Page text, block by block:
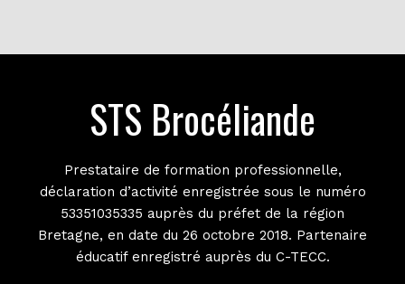
STS Brocéliande
Prestataire de formation professionnelle,
déclaration d’activité enregistrée sous le numéro
53351035335 auprès du préfet de la région
Bretagne, en date du 26 octobre 2018. Partenaire
éducatif enregistré auprès du C-TECC.